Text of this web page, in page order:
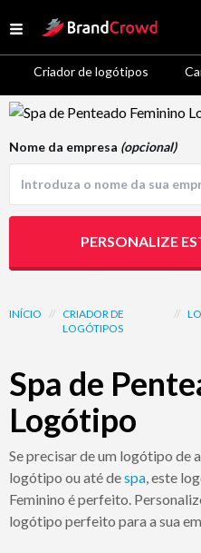
Open menu
Site Logo
Criador de logótipos
Logo Template Preview
INÍCIO // CRIADOR DE
LOGÓTIPOS
//
Spa de
Logótipo
Se precisar de um logótipo de a
logótipo ou até despa, este
Feminino é perfeito.
logótipo perfeito para a sua
Nome da empresa (opcional)
PERSONALIZE